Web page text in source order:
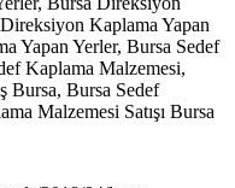
Kaplama Yapan
Yapan Yerler, Bursa Sedef
Kaplama Malzemesi,
Bursa, Bursa Sedef
Malzemesi Satışı Bursa